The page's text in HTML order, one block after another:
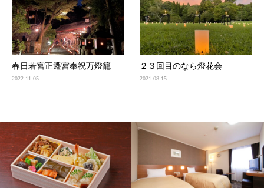
春日若宮正遷宮奉祝万燈籠
2022.11.05
２３回目のなら燈花会
2021.08.15